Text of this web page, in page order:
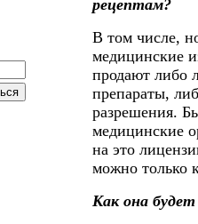
рецептам?
В том числе,
медицинские
продают либо
препараты,
разрешения.
медицинские
на это
можно только
Как она